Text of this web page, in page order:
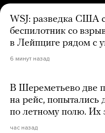
WSJ: разведка США
беспилотник со
в Лейпциге рядом с
6 минут назад
В Шереметьево две
на рейс, попытались
по летному полю. Их
час назад